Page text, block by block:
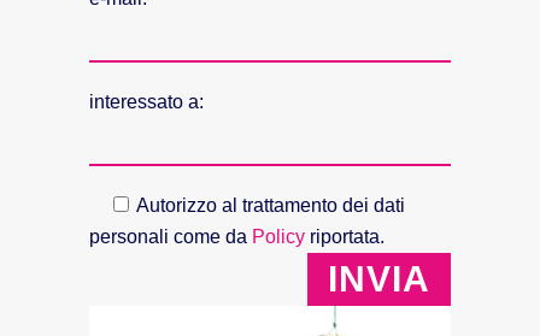
interessato a:
Autorizzo al trattamento dei dati
personali come da Policy riportata.